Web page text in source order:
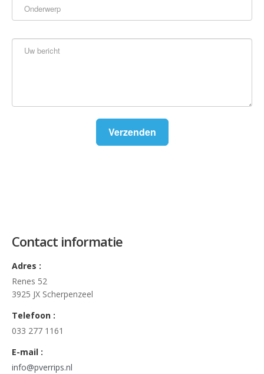
Verzenden
Contact informatie
Adres :
Renes 52
3925 JX Scherpenzeel
Telefoon :
033 277 1161
E-mail :
info@pverrips.nl